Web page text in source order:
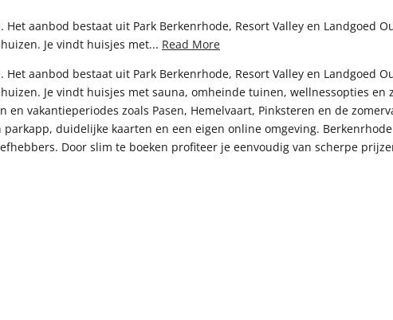
aanbod bestaat uit Park Berkenrhode, Resort Valley en Landgoed
Je vindt huisjes met... Read More
aanbod bestaat uit Park Berkenrhode, Resort Valley en Landgoed
Je vindt huisjes met sauna, omheinde tuinen, wellnessopties
vakantieperiodes zoals Pasen, Hemelvaart, Pinksteren en de
duidelijke kaarten en een eigen online omgeving.
Door slim te boeken profiteer je eenvoudig van scherpe